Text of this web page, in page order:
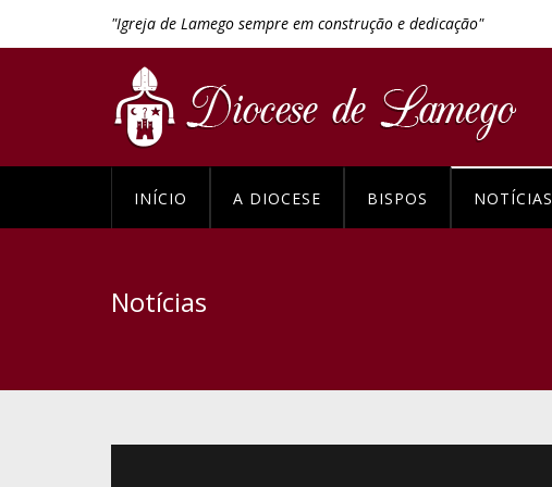
"Igreja de Lamego sempre em construção e dedicação"
INÍCIO A DIOCESE BISPOS NOTÍCIAS
Notícias